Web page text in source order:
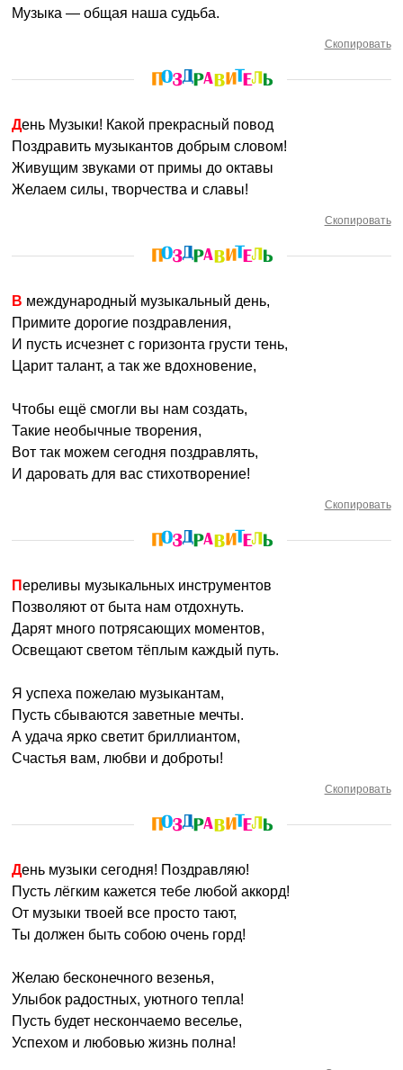
Музыка — общая наша судьба.
Скопировать
День Музыки! Какой прекрасный повод
Поздравить музыкантов добрым словом!
Живущим звуками от примы до октавы
Желаем силы, творчества и славы!
Скопировать
В международный музыкальный день,
Примите дорогие поздравления,
И пусть исчезнет с горизонта грусти тень,
Царит талант, а так же вдохновение,
Чтобы ещё смогли вы нам создать,
Такие необычные творения,
Вот так можем сегодня поздравлять,
И даровать для вас стихотворение!
Скопировать
Переливы музыкальных инструментов
Позволяют от быта нам отдохнуть.
Дарят много потрясающих моментов,
Освещают светом тёплым каждый путь.
Я успеха пожелаю музыкантам,
Пусть сбываются заветные мечты.
А удача ярко светит бриллиантом,
Счастья вам, любви и доброты!
Скопировать
День музыки сегодня! Поздравляю!
Пусть лёгким кажется тебе любой аккорд!
От музыки твоей все просто тают,
Ты должен быть собою очень горд!
Желаю бесконечного везенья,
Улыбок радостных, уютного тепла!
Пусть будет нескончаемо веселье,
Успехом и любовью жизнь полна!